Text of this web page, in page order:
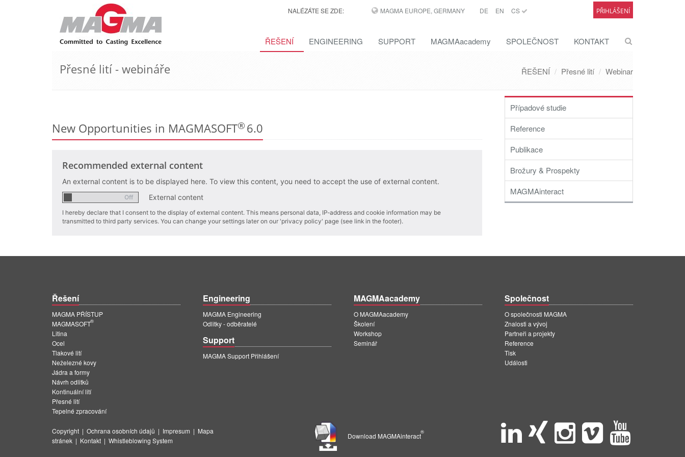
NALÉZÁTE SE ZDE: MAGMA EUROPE, GERMANY DE EN CS PŘIHLÁŠENÍ
ŘEŠENÍ ENGINEERING SUPPORT MAGMAacademy SPOLEČNOST KONTAKT
Přesné lití - webináře ŘEŠENÍ Přesné lití Webinar
New Opportunities in MAGMASOFT
®6.0
Recommended external content
An external content is to be displayed here. To view this content, you need to accept the use of external content.
External content
I hereby declare that I consent to the display of external content. This means personal data, IP-address and cookie information may be
transmitted to third party services. You can change your settings later on our 'privacy policy' page (see link in the footer).
Případové studie
Reference
Publikace
Brožury & Prospekty
MAGMAinteract
Řešení
MAGMA PŘÍSTUP
MAGMASOFT
®
Litina
Ocel
Tlakové lití
Neželezné kovy
Jádra a formy
Návrh odlitků
Kontinuální lití
Přesné lití
Tepelné zpracování
Engineering
MAGMA Engineering
Odlitky - odběratelé
Support
MAGMA Support Přihlášení
MAGMAacademy
O MAGMAacademy
Školení
Workshop
Seminář
Společnost
O společnosti MAGMA
Znalosti a vývoj
Partneři a projekty
Reference
Tisk
Události
Copyright | Ochrana osobních údajů | Impresum | Mapa
stránek | Kontakt | Whistleblowing System
Download MAGMAinteract
®